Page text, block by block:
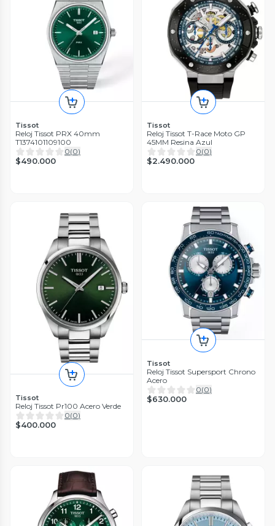
Tissot
Reloj Tissot PRX 40mm
T1374101109100
0(0)
$490.000
Tissot
Reloj Tissot T-Race Moto GP
45MM Resina Azul
0(0)
$2.490.000
Tissot
Reloj Tissot Pr100 Acero Verde
0(0)
$400.000
Tissot
Reloj Tissot Supersport Chrono
Acero
0(0)
$630.000